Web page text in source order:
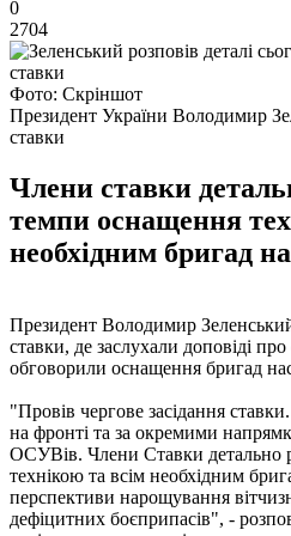
0
2704
Фото: Скріншот
Президент України Володимир
ставки
Члени ставки
темпи оснащення
необхідним бригад
Президент Володимир
ставки, де заслухали доповіді
обговорили оснащення бригад
"Провів чергове засідання
на фронті та за окремими
ОСУВів. Члени Ставки детально
технікою та всім необхідним
перспективи нарощування
дефіцитних боєприпасів", -